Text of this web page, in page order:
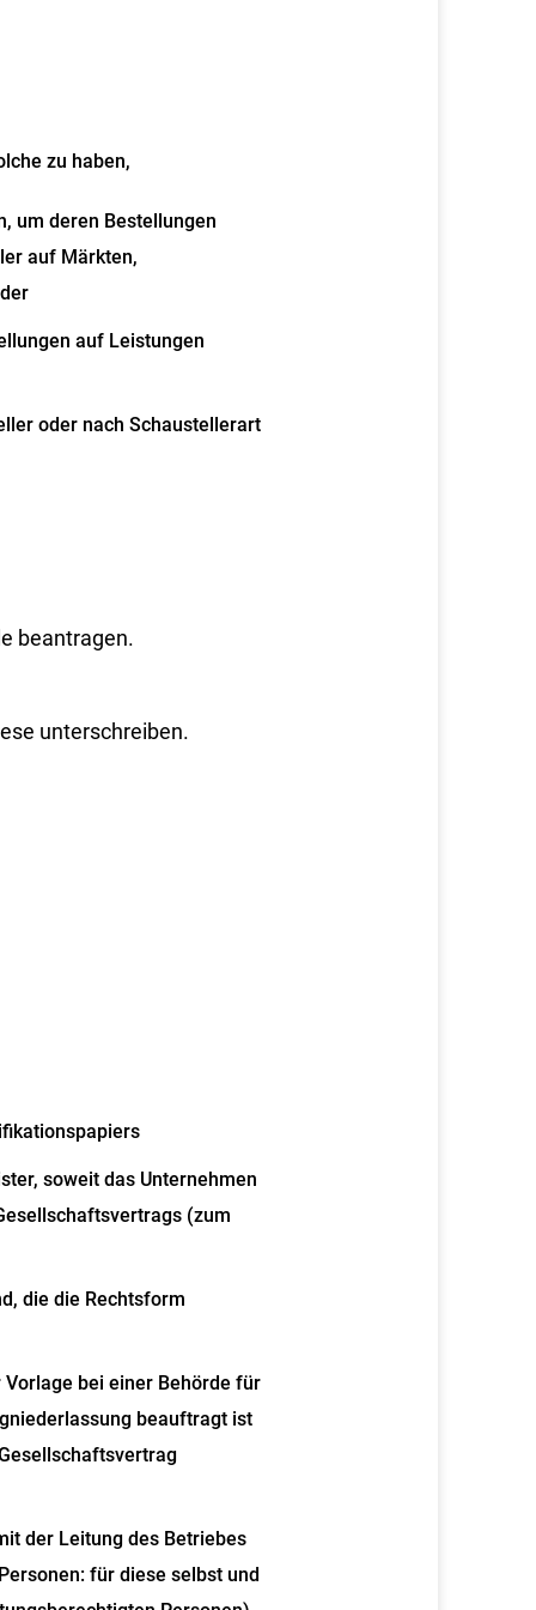
zu haben,
um deren Bestellungen
auf Märkten,
auf Leistungen
oder nach Schaustellerart
beantragen.
unterschreiben.
soweit das Unternehmen
(zum
die die Rechtsform
bei einer Behörde für
beauftragt ist
der Leitung des Betriebes
für diese selbst und